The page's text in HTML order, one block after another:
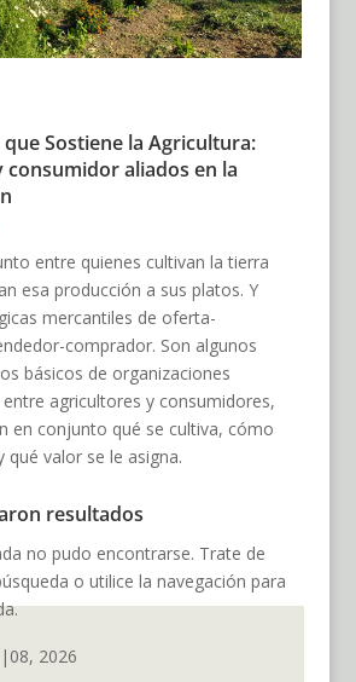
Sostiene la Agricultura:
aliados en la
entre quienes cultivan la tierra
esa producción a sus platos. Y
mercantiles de oferta-
comprador. Son algunos
básicos de organizaciones
agricultores y consumidores,
en conjunto qué se cultiva, cómo
qué valor se le asigna.
resultados
no pudo encontrarse. Trate de
o utilice la navegación para
2026